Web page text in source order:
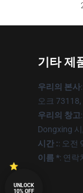
기타 제
우리의 본사
오크 73118,
우리의 창고
Dongxing
시간 :: 오전
이름 *: 연락
UNLOCK
10% OFF